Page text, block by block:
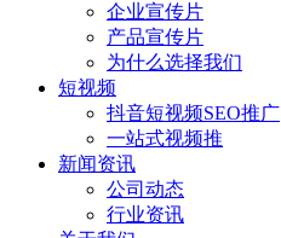
企业宣传片
产品宣传片
为什么选择我们
短视频
抖音短视频SEO推广
一站式视频推
新闻资讯
公司动态
行业资讯